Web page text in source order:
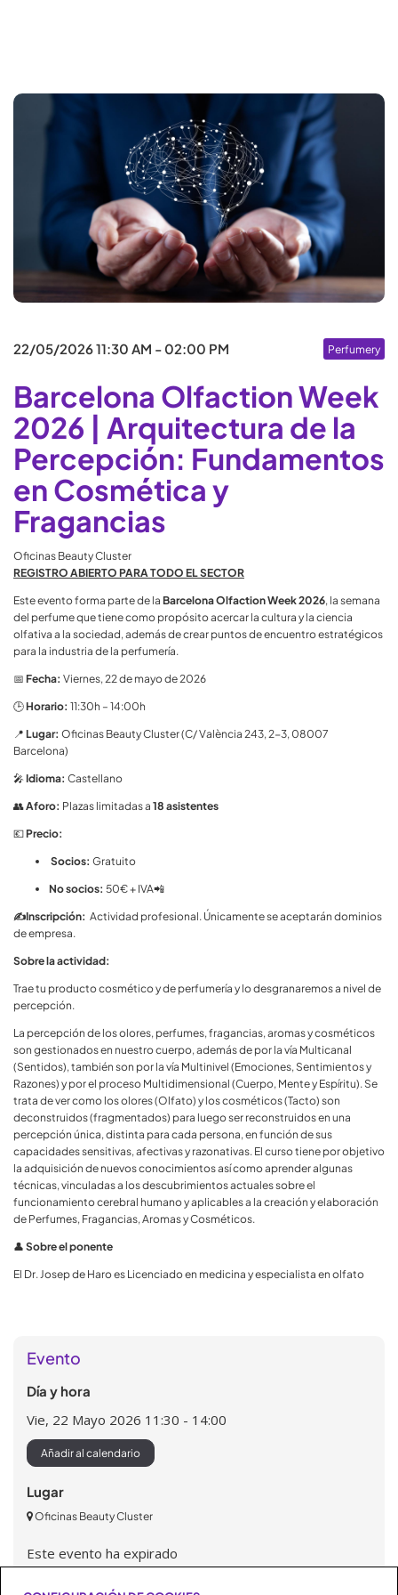
22/05/202611:30 AM - 02:00 PM Perfumery
Barcelona Olfaction Week
2026 | Arquitectura de la
Percepción: Fundamentos
en Cosmética y
Fragancias
Oficinas Beauty Cluster
REGISTRO ABIERTO PARA TODO EL SECTOR
Este evento forma parte de la Barcelona Olfaction Week 2026, la semana
del perfume que tiene como propósito acercar la cultura y la ciencia
olfativa a la sociedad, además de crear puntos de encuentro estratégicos
para la industria de la perfumería.
📅 Fecha: Viernes, 22 de mayo de 2026
🕒Horario: 11:30h – 14:00h
📍 Lugar: Oficinas Beauty Cluster (C/ València 243, 2-3, 08007
Barcelona)
🎤Idioma: Castellano
👥Aforo: Plazas limitadas a 18 asistentes
💶Precio:
Socios: Gratuito
No socios: 50€ + IVA📲
✍️Inscripción: Actividad profesional. Únicamente se aceptarán dominios
de empresa.
Sobre la actividad:
Trae tu producto cosmético y de perfumería y lo desgranaremos a nivel de
percepción.
La percepción de los olores, perfumes, fragancias, aromas y cosméticos
son gestionados en nuestro cuerpo, además de por la vía Multicanal
(Sentidos), también son por la vía Multinivel (Emociones, Sentimientos y
Razones) y por el proceso Multidimensional (Cuerpo, Mente y Espíritu). Se
trata de ver como los olores (Olfato) y los cosméticos (Tacto) son
deconstruidos (fragmentados) para luego ser reconstruidos en una
percepción única, distinta para cada persona, en función de sus
capacidades sensitivas, afectivas y razonativas. El curso tiene por objetivo
la adquisición de nuevos conocimientos así como aprender algunas
técnicas, vinculadas a los descubrimientos actuales sobre el
funcionamiento cerebral humano y aplicables a la creación y elaboración
de Perfumes, Fragancias, Aromas y Cosméticos.
👤 Sobre el ponente
El Dr. Josep de Haro es Licenciado en medicina y especialista en olfato
Evento
Día y hora
Vie, 22 Mayo 2026 11:30 - 14:00
Añadir al calendario
Lugar
Oficinas Beauty Cluster
Este evento ha expirado
Por favor, rellena la información solicitada
Nombre
Apellidos
Email
Áreas de interés | Areas of interest
Cargo | Position
personales de acuerdo con lapolítica de privacidad.
Cancelar
Registrarse
Información básica sobre protección de
General de Protección de Datos de la Unión Europea, les
facilitamos la siguiente información básica sobre
protección de datos:
Responsable: Asociación Beauty Cluster
Finalidad: Prestación y/o comercialización de los
productos y/o servicios ofertados por nuestra firma.
Legitimación
: Ejecución de un contrato o en su caso, el
consentimiento del interesado
Destinatarios: No se cederán datos a terceros salvo
obligación legal.
Derechos: Acceder, rectificar y suprimir los datos, así
información adicional.
Información adicional: Puede consultar la información